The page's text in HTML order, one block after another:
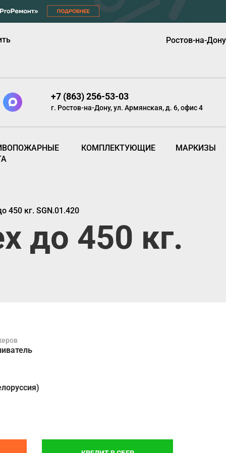
Ростов-на-Дону
+7 (863) 256-53-03
г. Ростов-на-Дону, ул. Армянская, д. 6, офис 4
КОМПЛЕКТУЮЩИЕ МАРКИЗЫ
450 кг. SGN.01.420
до 450 кг.